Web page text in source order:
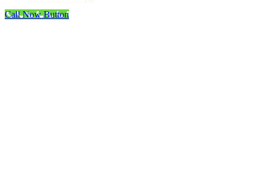
Call Now Button